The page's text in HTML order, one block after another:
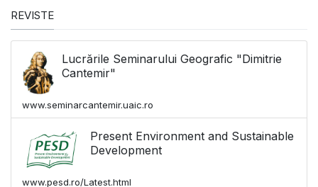
REVISTE
Lucrările Seminarului Geografic "Dimitrie
Cantemir"
www.seminarcantemir.uaic.ro
Present Environment and Sustainable
Development
www.pesd.ro/Latest.html